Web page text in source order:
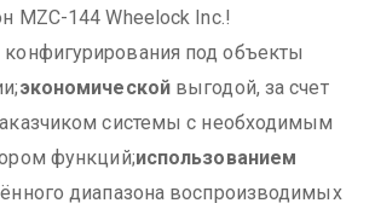
MZC-144 Wheelock Inc.!
под объекты
экономическойвыгодой, за счет
системы с необходимым
функций;использованием
диапазона воспроизводимых